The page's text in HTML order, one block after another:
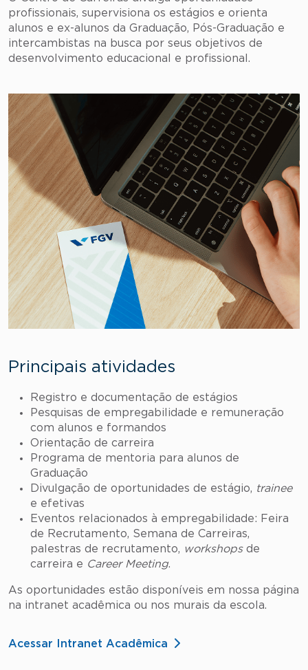
profissionais, supervisiona os estágios e orienta
alunos e ex-alunos da Graduação, Pós-Graduação e
intercambistas na busca por seus objetivos de
desenvolvimento educacional e profissional.
Principais atividades
Registro e documentação de estágios
Pesquisas de empregabilidade e remuneração
com alunos e formandos
Orientação de carreira
Programa de mentoria para alunos de
Graduação
Divulgação de oportunidades de estágio, trainee
e efetivas
Eventos relacionados à empregabilidade: Feira
de Recrutamento, Semana de Carreiras,
palestras de recrutamento, workshopsde
carreira e Career Meeting.
As oportunidades estão disponíveis em nossa página
na intranet acadêmica ou nos murais da escola.
Acessar Intranet Acadêmica